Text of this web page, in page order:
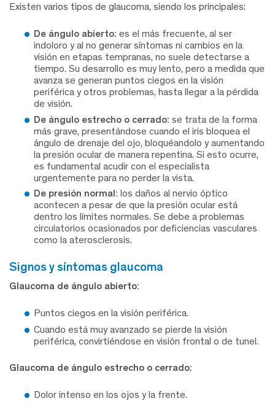
Existen varios tipos de glaucoma, siendo los principales:
De ángulo abierto: es el más frecuente, al ser
indoloro y al no generar síntomas ni cambios en la
visión en etapas tempranas, no suele detectarse a
tiempo. Su desarrollo es muy lento, pero a medida que
avanza se generan puntos ciegos en la visión
periférica y otros problemas, hasta llegar a la pérdida
de visión.
De ángulo estrecho o cerrado: se trata de la forma
más grave, presentándose cuando el iris bloquea el
ángulo de drenaje del ojo, bloquéandolo y aumentando
la presión ocular de manera repentina. Si esto ocurre,
es fundamental acudir con el especialista
urgentemente para no perder la vista.
De presión normal: los daños al nervio óptico
acontecen a pesar de que la presión ocular está
dentro los límites normales. Se debe a problemas
circulatorios ocasionados por deficiencias vasculares
como la aterosclerosis.
signos y síntomas glaucoma
Glaucoma de ángulo abierto:
Puntos ciegos en la visión periférica.
Cuando está muy avanzado se pierde la visión
periférica, convirtiéndose en visión frontal o de tunel.
Glaucoma de ángulo estrecho o cerrado:
Dolor intenso en los ojos y la frente.